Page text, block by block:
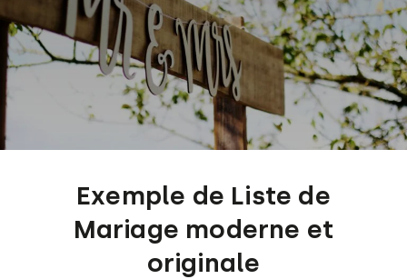
Exemple de Liste de
Mariage moderne et
originale